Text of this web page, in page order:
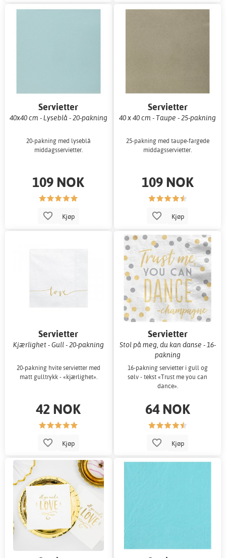
Servietter
40x40 cm - Lyseblå - 20-pakning
20-pakning med lyseblå
middagsservietter.
109 NOK
Kjøp
Servietter
40 x 40 cm - Taupe - 25-pakning
25-pakning med taupe-fargede
middagsservietter.
109 NOK
Kjøp
Servietter
Kjærlighet - Gull - 20-pakning
20-pakning hvite servietter med
matt gulltrykk - «kjærlighet».
42 NOK
Kjøp
Servietter
Stol på meg, du kan danse - 16-
pakning
16-pakning servietter i gull og
sølv - tekst «Trust me you can
dance».
64 NOK
Kjøp